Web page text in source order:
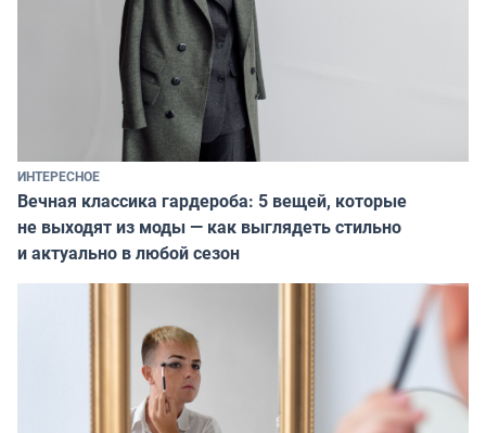
ИНТЕРЕСНОЕ
Вечная классика гардероба: 5 вещей, которые
не выходят из моды — как выглядеть стильно
и актуально в любой сезон